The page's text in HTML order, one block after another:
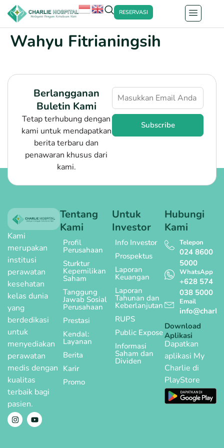
RESERVASI
Wahyu Fitrianingsih
Berlangganan
Buletin Kami
Tetap terhubung dengan
kami untuk mendapatkan
berita terbaru dan
penawaran khusus dari
kami.
Subscribe
Kami
merupakan
institusi
perawatan
kesehatan
kelas dunia
yang
berdedikasi
untuk
menyediakan
perawatan
medis dengan
kualitas
terbaik bagi
pasien.
Tentang
Kami
Profil
Perusahaan
Sturktur
Kepemilikan
Saham
Tanggung
Jawab Sosial
Perusahaan
Prestasi
Kendal:
Layanan
Berita
Karir
Promo
Untuk
Investor
Info Investor
Prospektus
Laporan
Keuangan
Laporan
Tahunan dan
Keberlanjutan
RUPS
Public Expose
Informasi
Saham dan
Dividen
Hubungi
Kami
Telepon
024 8600
5000
WhatsApp
+628 574
038 5000
Email
Download
Aplikasi
Dapatkan
aplikasi My
Charlie di
PlayStore